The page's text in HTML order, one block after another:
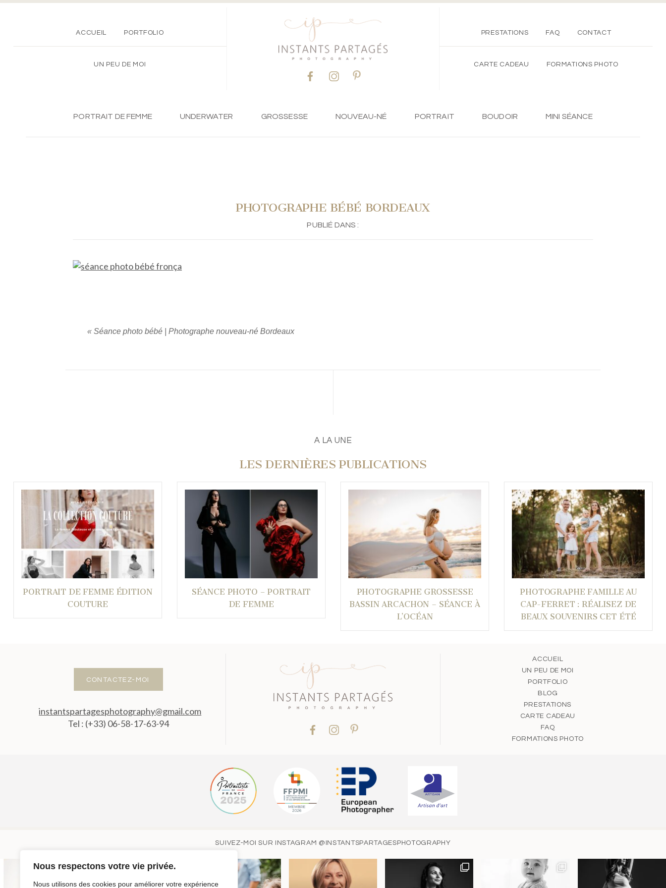
Nous respectons votre vie privée.
Nous utilisons des cookies pour améliorer votre expérience
ACCUEIL PORTFOLIO
UN PEU DE MOI
PRESTATIONS FAQ CONTACT
CARTE CADEAU FORMATIONS PHOTO
PORTRAIT DE FEMME UNDERWATER GROSSESSE NOUVEAU-NÉ PORTRAIT BOUDOIR MINI SÉANCE
PHOTOGRAPHE BÉBÉ BORDEAUX
PUBLIÉ DANS :
« Séance photo bébé | Photographe nouveau-né Bordeaux
A LA UNE
LES DERNIÈRES PUBLICATIONS
PORTRAIT DE FEMME ÉDITION
COUTURE
SÉANCE PHOTO – PORTRAIT
DE FEMME
PHOTOGRAPHE GROSSESSE
BASSIN ARCACHON – SÉANCE À
L’OCÉAN
PHOTOGRAPHE FAMILLE AU
CAP-FERRET : RÉALISEZ DE
BEAUX SOUVENIRS CET ÉTÉ
CONTACTEZ-MOI
instantspartagesphotography@gmail.com
Tel : (+33) 06-58-17-63-94
ACCUEIL
UN PEU DE MOI
PORTFOLIO
BLOG
PRESTATIONS
CARTE CADEAU
FAQ
FORMATIONS PHOTO
SUIVEZ-MOI SUR INSTAGRAM @INSTANTSPARTAGESPHOTOGRAPHY